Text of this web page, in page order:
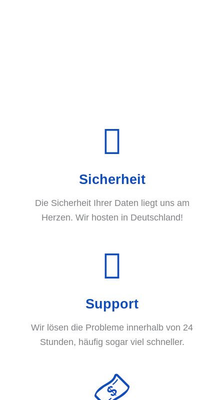
Sicherheit
Die Sicherheit Ihrer Daten liegt uns am
Herzen. Wir hosten in Deutschland!
Support
Wir lösen die Probleme innerhalb von 24
Stunden, häufig sogar viel schneller.